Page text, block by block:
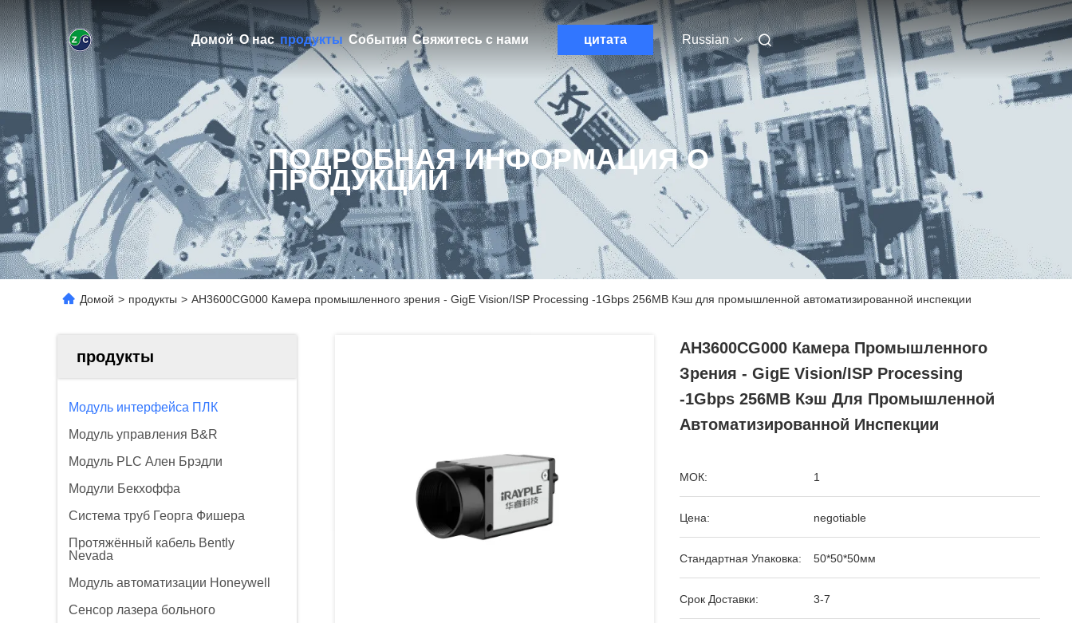
Домой О нас продукты События Свяжитесь с нами цитата Russian
ПОДРОБНАЯ ИНФОРМАЦИЯ О
ПРОДУКЦИИ
Домой > продукты > AH3600CG000 Камера промышленного зрения - GigE Vision/ISP Processing -1Gbps 256MB Кэш для промышленной автоматизированной инспекции
продукты
Модуль интерфейса ПЛК
Модуль управления B&R
Модуль PLC Ален Брэдли
Модули Бекхоффа
Система труб Георга Фишера
Протяжённый кабель Bently
Nevada
Модуль автоматизации Honeywell
Сенсор лазера больного
AH3600CG000 Камера Промышленного
Зрения - GigE Vision/ISP Processing
-1Gbps 256MB Кэш Для Промышленной
Автоматизированной Инспекции
МОК: 1
Цена: negotiable
Стандартная Упаковка: 50*50*50мм
Срок Доставки: 3-7